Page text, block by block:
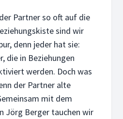
Partner so oft auf die
sind wir
denn jeder hat sie:
die in Beziehungen
werden. Doch was
der Partner alte
mit dem
Jörg Berger tauchen wir